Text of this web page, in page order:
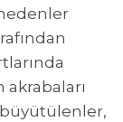
akrabaları
büyütülenler,